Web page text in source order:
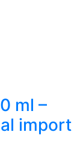
ml –
import